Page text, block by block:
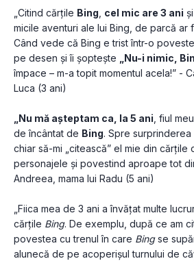
„Citind cărțile Bing cel mic are 3 ani
micile aventuri ale lui Bing, de parcă ar
Când vede că Bing e trist într-o
pe desen și îi șoptește
„Nu-i nimic,
împace – m-a topit momentul acela!” -
Luca (3 ani)
„Nu mă așteptam ca, la 5 ani , fiul
de încântat de Bing. Spre surprinderea
chiar să-mi „citească” el mie din cărțile
personajele și povestind aproape tot
Andreea, mama lui Radu (5 ani)
„Fiica mea de 3 ani a învățat multe
cărțile Bing. De exemplu, după ce am
povestea cu trenul în care Bing se
alunecă de pe acoperișul turnului de